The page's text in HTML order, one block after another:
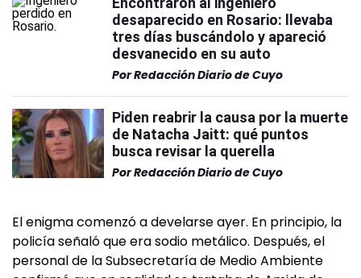
desaparecido en Rosario: llevaba
tres días buscándolo y apareció
desvanecido en su auto
PorRedacción Diario de Cuyo
Piden reabrir la causa por la muerte
de Natacha Jaitt: qué puntos
busca revisar la querella
PorRedacción Diario de Cuyo
El enigma comenzó a develarse ayer. En principio, la
policía señaló que era sodio metálico. Después, el
personal de la Subsecretaría de Medio Ambiente